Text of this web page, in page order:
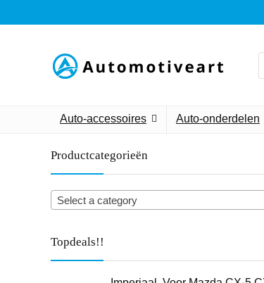
Auto-accessoires Auto-onderdelen
Productcategorieën
Select a category
Topdeals!!